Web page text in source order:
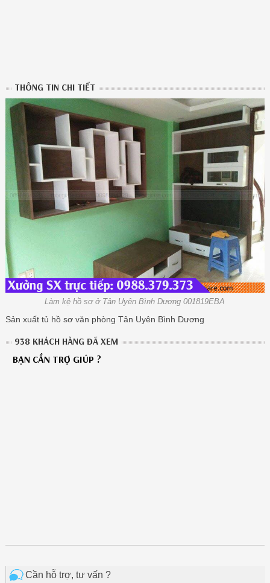
THÔNG TIN CHI TIẾT
Làm kệ hồ sơ ở Tân Uyên Bình Dương 001819EBA
Sản xuất tủ hồ sơ văn phòng Tân Uyên Bình Dương
938 KHÁCH HÀNG ĐÃ XEM
BẠN CẦN TRỢ GIÚP ?
Cần hỗ trợ, tư vấn ?